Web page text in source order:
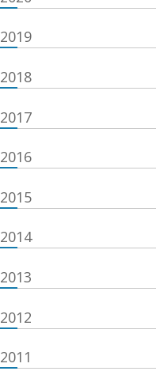
2019
2018
2017
2016
2015
2014
2013
2012
2011